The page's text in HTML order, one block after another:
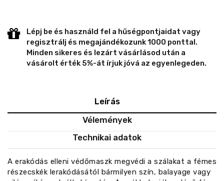
Lépj be és használd fel a hűségpontjaidat vagy
regisztrálj és megajándékozunk 1000 ponttal.
Minden sikeres és lezárt vásárlásod után a
vásárolt érték 5%-át írjuk jóvá az egyenlegeden.
Leírás
Vélemények
Technikai adatok
A erakódás elleni védőmaszk megvédi a szálakat a fémes
részecskék lerakódásától bármilyen szín, balayage vagy